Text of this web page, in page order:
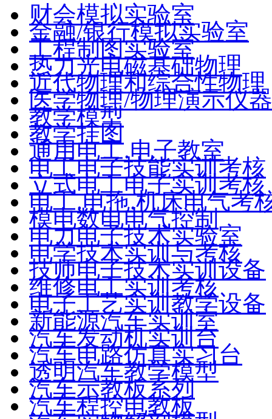
财会模拟实验室
金融/银行模拟实验室
工程制图实验室
热力光电磁基础物理
近代物理和综合性物理
医学物理/物理演示仪器
教学模型
教学挂图
通用电工.电子教室
电工电子技能实训考核
立式电工电子实训考核
电工.电拖.机床电气考
模电数电电气控制
电力电子技术实验室
电学技术实训与考核
技师电子技术实训设备
维修电工实训考核
电子工艺实训教学设备
新能源汽车实训室
汽车发动机实训台
汽车电路仿真实习台
透明汽车教学模型
汽车示教板系列
汽车程控电教板